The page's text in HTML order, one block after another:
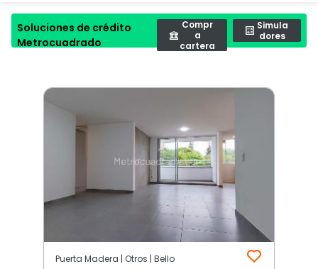
Soluciones de crédito
Metrocuadrado
Compr
a
cartera
Simula
dores
Puerta Madera | Otros | Bello